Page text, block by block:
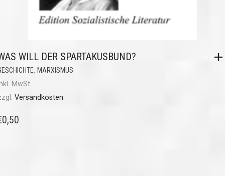
WILL DER SPARTAKUSBUND?
, MARXISMUS
MwSt.
Versandkosten
0,50